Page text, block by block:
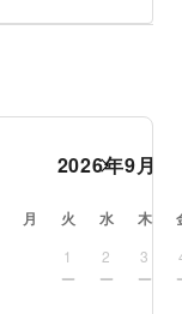
2026年9月
月 火 水 木
1 2 3